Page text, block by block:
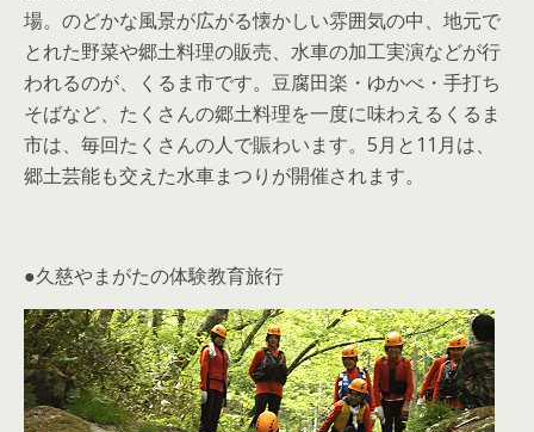
場。のどかな風景が広がる懐かしい雰囲気の中、地元で
とれた野菜や郷土料理の販売、水車の加工実演などが行
われるのが、くるま市です。豆腐田楽・ゆかべ・手打ち
そばなど、たくさんの郷土料理を一度に味わえるくるま
市は、毎回たくさんの人で賑わいます。5月と11月は、
郷土芸能も交えた水車まつりが開催されます。
●久慈やまがたの体験教育旅行